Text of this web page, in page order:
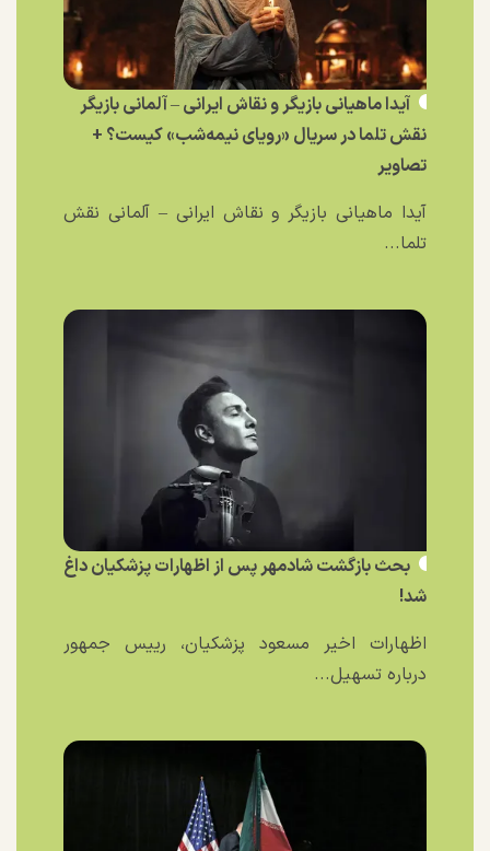
آیدا ماهیانی بازیگر و نقاش ایرانی – آلمانی بازیگر
نقش تلما در سریال «رویای نیمه‌شب» کیست؟ +
تصاویر
آیدا ماهیانی بازیگر و نقاش ایرانی – آلمانی نقش
تلما...
بحث بازگشت شادمهر پس از اظهارات پزشکیان داغ
شد!
اظهارات اخیر مسعود پزشکیان، رییس جمهور
درباره تسهیل...